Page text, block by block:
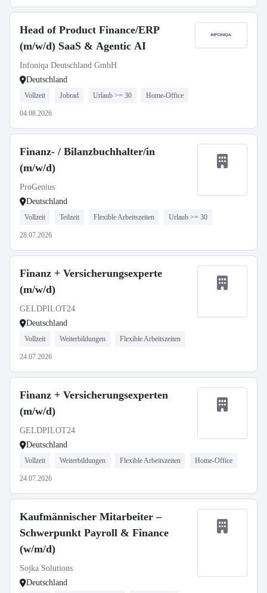
Head of Product Finance/ERP
(m/w/d) SaaS & Agentic AI
Infoniqa Deutschland GmbH
Deutschland
Vollzeit Jobrad Urlaub >= 30 Home-Office
04.08.2026
Finanz- / Bilanzbuchhalter/in
(m/w/d)
ProGenius
Deutschland
Vollzeit Teilzeit Flexible Arbeitszeiten Urlaub >= 30
28.07.2026
Finanz + Versicherungsexperte
(m/w/d)
GELDPILOT24
Deutschland
Vollzeit Weiterbildungen Flexible Arbeitszeiten
24.07.2026
Finanz + Versicherungsexperten
(m/w/d)
GELDPILOT24
Deutschland
Vollzeit Weiterbildungen Flexible Arbeitszeiten Home-Office
24.07.2026
Kaufmännischer Mitarbeiter –
Schwerpunkt Payroll & Finance
(w/m/d)
Sojka Solutions
Deutschland